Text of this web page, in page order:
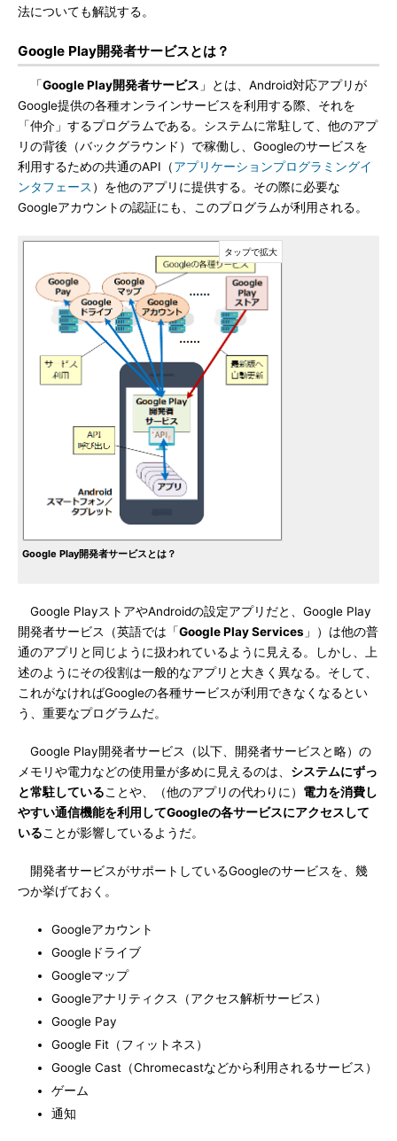
法についても解説する。
Google Play開発者サービスとは？
「Google Play開発者サービス 」とは、Android対応アプリが
Google提供の各種オンラインサービスを利用する際、それを
「仲介」するプログラムである。システムに常駐して、他のアプ
リの背後（バックグラウンド）で稼働し、Googleのサービスを
利用するための共通のAPI（アプリケーションプログラミングイ
ンタフェース ）を他のアプリに提供する。その際に必要な
Googleアカウントの認証にも、このプログラムが利用される。
Google Play開発者サービスとは？
Google PlayストアやAndroidの設定アプリだと、Google Play
開発者サービス（英語では「Google Play Services 」）は他の普
通のアプリと同じように扱われているように見える。しかし、上
述のようにその役割は一般的なアプリと大きく異なる。そして、
これがなければGoogleの各種サービスが利用できなくなるとい
う、重要なプログラムだ。
Google Play開発者サービス（以下、開発者サービスと略）の
メモリや電力などの使用量が多めに見えるのは、 システムにずっ
と常駐していることや、（他のアプリの代わりに） 電力を消費し
やすい通信機能を利用してGoogleの各サービスにアクセスして
いることが影響しているようだ。
開発者サービスがサポートしているGoogleのサービスを、幾
つか挙げておく。
Googleアカウント
Googleドライブ
Googleマップ
Googleアナリティクス（アクセス解析サービス）
Google Pay
Google Fit（フィットネス）
Google Cast（Chromecastなどから利用されるサービス）
ゲーム
通知